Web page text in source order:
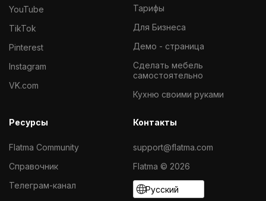
YouTube
TikTok
Pinterest
Instagram
VK.com
Тарифы
Для Бизнеса
Демо - страница
Cделать мебель
самостоятельно
Кухню своими руками
Ресурсы
Flatma Community
Справочник
Телеграм-канал
Контакты
support@flatma.com
Flatma © 2026
Русский